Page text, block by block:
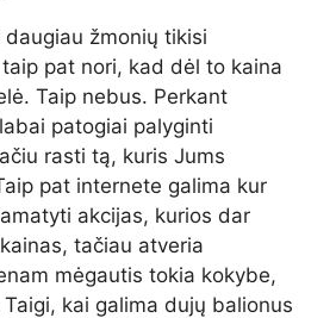
žmonių tikisi
pat nori, kad dėl to kaina
Taip nebus. Perkant
patogiai palyginti
rasti tą, kuris Jums
pat internete galima kur
akcijas, kurios dar
tačiau atveria
mėgautis tokia kokybe,
kai galima dujų balionus